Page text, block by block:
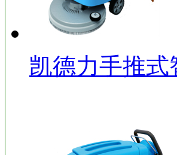
凯德力手推